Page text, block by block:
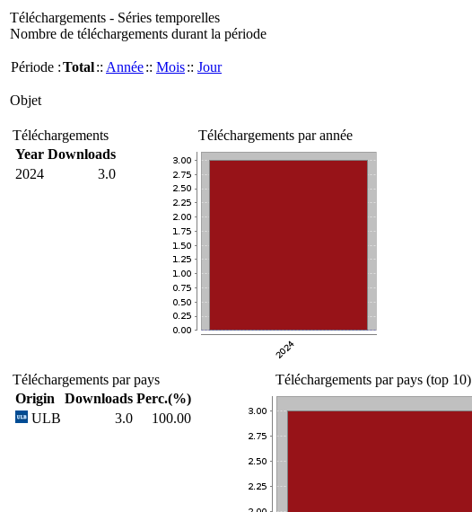
Téléchargements - Séries temporelles
Nombre de téléchargements durant la période
Période :Total:: Année:: Mois:: Jour
Objet
Téléchargements
Year Downloads
2024
3.0
Téléchargements par année
Téléchargements par pays
Origin
Downloads Perc.(%)
ULB
3.0 100.00
Téléchargements par pays (top 10)